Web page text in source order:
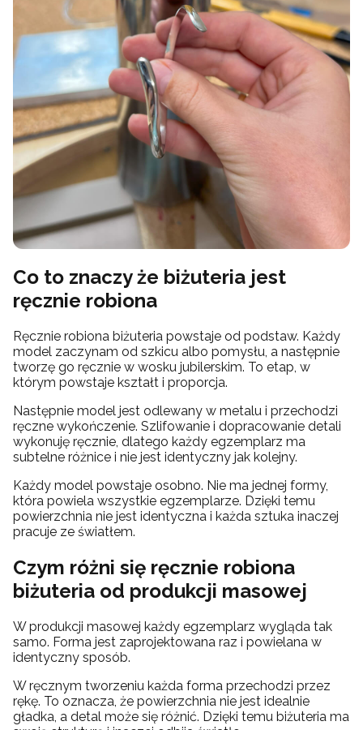
Co to znaczy że biżuteria jest
ręcznie robiona
Ręcznie robiona biżuteria powstaje od podstaw. Każdy
model zaczynam od szkicu albo pomysłu, a następnie
tworzę go ręcznie w wosku jubilerskim. To etap, w
którym powstaje kształt i proporcja.
Następnie model jest odlewany w metalu i przechodzi
ręczne wykończenie. Szlifowanie i dopracowanie detali
wykonuję ręcznie, dlatego każdy egzemplarz ma
subtelne różnice i nie jest identyczny jak kolejny.
Każdy model powstaje osobno. Nie ma jednej formy,
która powiela wszystkie egzemplarze. Dzięki temu
powierzchnia nie jest identyczna i każda sztuka inaczej
pracuje ze światłem.
Czym różni się ręcznie robiona
biżuteria od produkcji masowej
W produkcji masowej każdy egzemplarz wygląda tak
samo. Forma jest zaprojektowana raz i powielana w
identyczny sposób.
W ręcznym tworzeniu każda forma przechodzi przez
rękę. To oznacza, że powierzchnia nie jest idealnie
gładka, a detal może się różnić. Dzięki temu biżuteria ma